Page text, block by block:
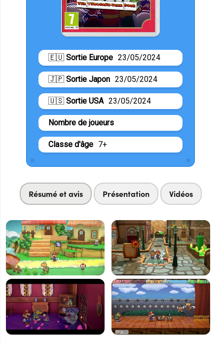
🇪🇺 Sortie Europe 23/05/2024
🇯🇵 Sortie Japon 23/05/2024
🇺🇸 Sortie USA 23/05/2024
Nombre de joueurs
Classe d'âge 7+
Résumé et avis Présentation Vidéos